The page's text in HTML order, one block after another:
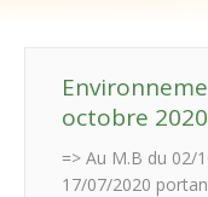
octobre 2020
=> Au M.B du 02/
17/07/2020